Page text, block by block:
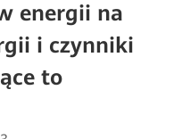
energii na
i czynniki
to